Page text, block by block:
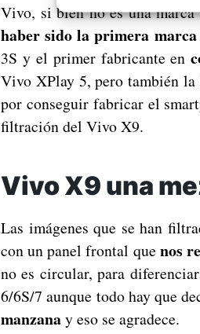
Vivo, si bien no es una
haber sido la primera
3S y el primer fabricante en
Vivo XPlay 5, pero también
por conseguir fabricar el
filtración del Vivo X9.
Vivo X9 una
Las imágenes que se han
con un panel frontal que nos
no es circular, para
6/6S/7 aunque todo hay que
manzanay eso se agradece.